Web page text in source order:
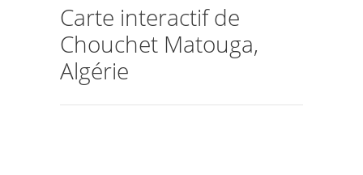
Carte interactif de
Chouchet Matouga,
Algérie